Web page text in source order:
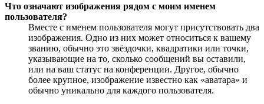
Что означают изображения рядом с моим именем
пользователя?
Вместе с именем пользователя могут присутствовать два
изображения. Одно из них может относиться к вашему
званию, обычно это звёздочки, квадратики или точки,
указывающие на то, сколько сообщений вы оставили,
или на ваш статус на конференции. Другое, обычно
более крупное, изображение известно как «аватара» и
обычно уникально для каждого пользователя.